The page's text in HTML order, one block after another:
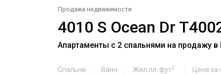
Продажа недвижимости
4010 S Ocean Dr
Апартаменты с 2 спальнями на продажу в
Спальни Ванн Жил.пл. фут2 Цена за